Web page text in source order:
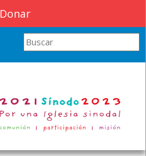
Donar
Search this site